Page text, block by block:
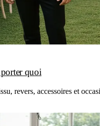
quoi
revers, accessoires et